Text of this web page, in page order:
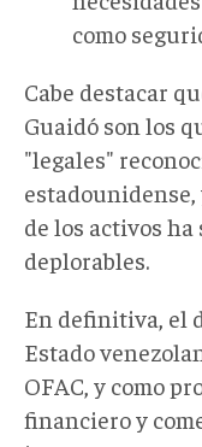
como
Cabe destacar
Guaidó son los
"legales"
estadounidense,
de los activos
deplorables.
En definitiva, el
Estado
OFAC, y como
financiero y